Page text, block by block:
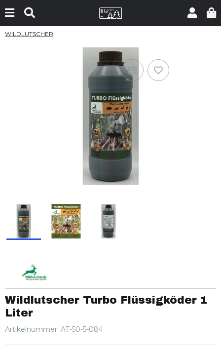
WILDLUTSCHER
Wildlutscher Turbo Flüssigköder 1
Liter
Artikelnummer: AT-50-5-084